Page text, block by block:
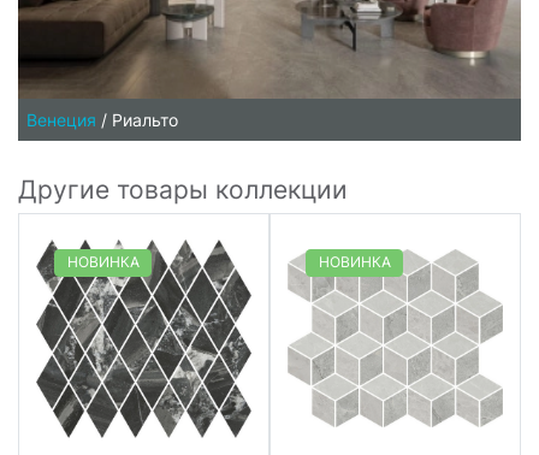
Венеция / Риальто
Другие товары коллекции
НОВИНКА НОВИНКА